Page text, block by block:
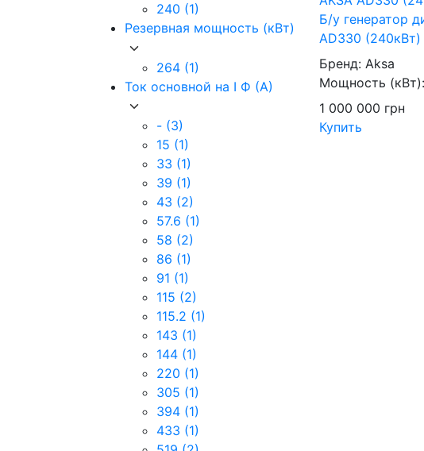
240 (1)
Резервная мощность (кВт)
264 (1)
Ток основной на I Ф (А)
- (3)
15 (1)
33 (1)
39 (1)
43 (2)
57.6 (1)
58 (2)
86 (1)
91 (1)
115 (2)
115.2 (1)
143 (1)
144 (1)
220 (1)
305 (1)
394 (1)
433 (1)
Б/у генератор
AD330 (240кВт)
Бренд: Aksa
Мощность (кВт):
1 000 000 грн
Купить